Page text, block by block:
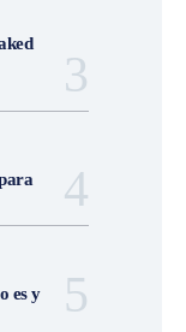
es y